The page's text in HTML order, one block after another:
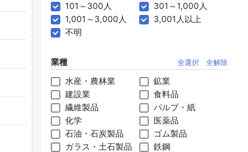
101～300人
301～1,000人
1,001～3,000人
3,001人以上
不明
業種 全選択 全解除
水産・農林業
鉱業
建設業
食料品
繊維製品
パルプ・紙
化学
医薬品
石油・石炭製品
ゴム製品
ガラス・土石製品
鉄鋼